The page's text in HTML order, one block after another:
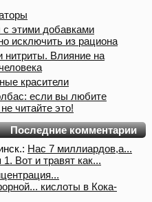
этими добавками
исключить из рациона
нитриты. Влияние на
красители
если вы любите
читайте это!
Последние комментарии
Нас 7 миллиардов,а...
1. Вот и травят как...
кислоты в Кока-